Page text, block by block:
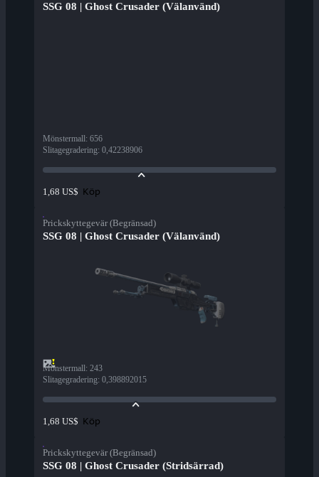
SSG 08 | Ghost Crusader (Välanvänd)
Mönstermall: 656
Slitagegradering: 0,42238906
1,68 US$ Köp
Prickskyttegevär (Begränsad)
SSG 08 | Ghost Crusader (Välanvänd)
Mönstermall: 243
Slitagegradering: 0,398892015
1,68 US$ Köp
Prickskyttegevär (Begränsad)
SSG 08 | Ghost Crusader (Stridsärrad)